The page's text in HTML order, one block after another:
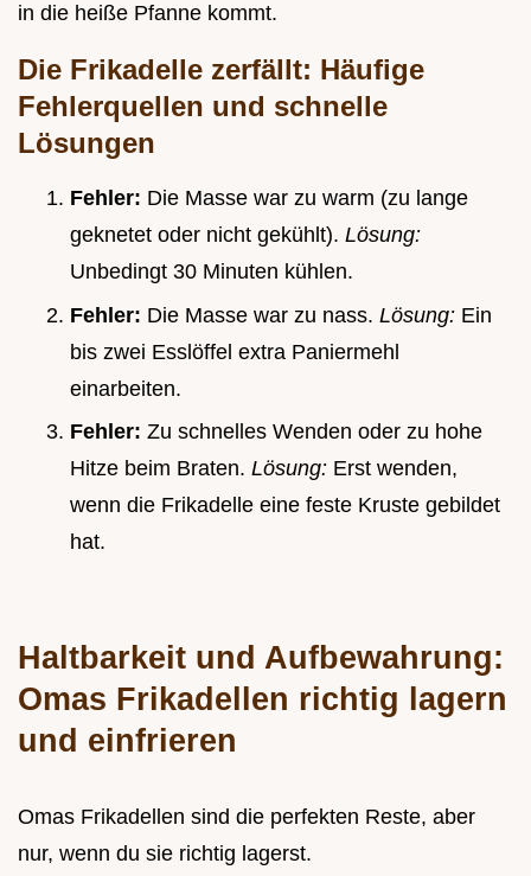
in die heiße Pfanne kommt.
Die Frikadelle zerfällt: Häufige
Fehlerquellen und schnelle
Lösungen
Fehler: Die Masse war zu warm (zu lange
geknetet oder nicht gekühlt). Lösung:
Unbedingt 30 Minuten kühlen.
Fehler: Die Masse war zu nass. Lösung: Ein
bis zwei Esslöffel extra Paniermehl
einarbeiten.
Fehler: Zu schnelles Wenden oder zu hohe
Hitze beim Braten. Lösung: Erst wenden,
wenn die Frikadelle eine feste Kruste gebildet
hat.
Haltbarkeit und Aufbewahrung:
Omas Frikadellen richtig lagern
und einfrieren
Omas Frikadellen sind die perfekten Reste, aber
nur, wenn du sie richtig lagerst.